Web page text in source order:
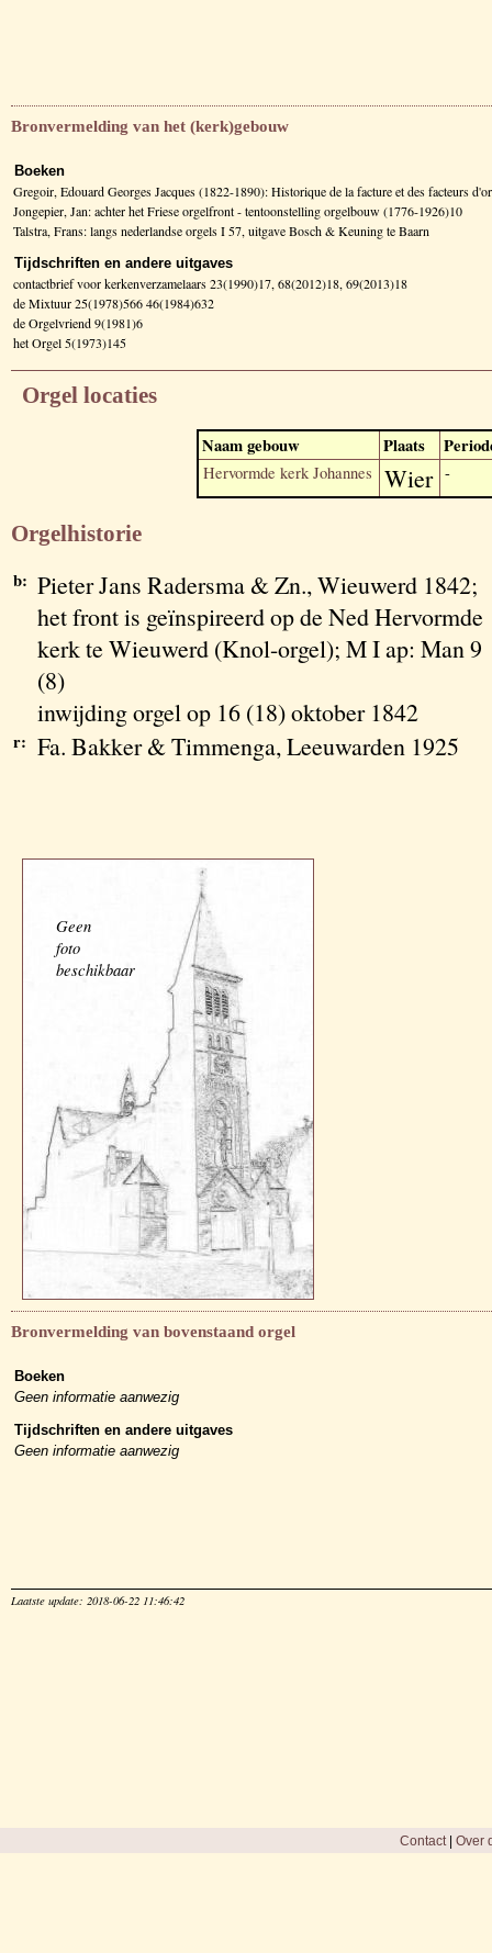
Bronvermelding van het (kerk)gebouw
Boeken
Gregoir, Edouard Georges Jacques (1822-1890): Historique de la facture et des facteurs
Jongepier, Jan: achter het Friese orgelfront - tentoonstelling orgelbouw (1776-1926)10
Talstra, Frans: langs nederlandse orgels I 57, uitgave Bosch & Keuning te Baarn
Tijdschriften en andere uitgaves
contactbrief voor kerkenverzamelaars 23(1990)17, 68(2012)18, 69(2013)18
de Mixtuur 25(1978)566 46(1984)632
de Orgelvriend 9(1981)6
het Orgel 5(1973)145
Orgel locaties
Naam gebouw Plaats
Hervormde kerk Johannes Wier -
Orgelhistorie
b: Pieter Jans Radersma & Zn., Wieuwerd 1842;
het front is geïnspireerd op de Ned Hervormde
kerk te Wieuwerd (Knol-orgel); M I ap: Man 9
(8)
inwijding orgel op 16 (18) oktober 1842
r: Fa. Bakker & Timmenga, Leeuwarden 1925
Geen
foto
beschikbaar
Bronvermelding van bovenstaand orgel
Boeken
Geen informatie aanwezig
Tijdschriften en andere uitgaves
Geen informatie aanwezig
Laatste update: 2018-06-22 11:46:42
Contact| Over